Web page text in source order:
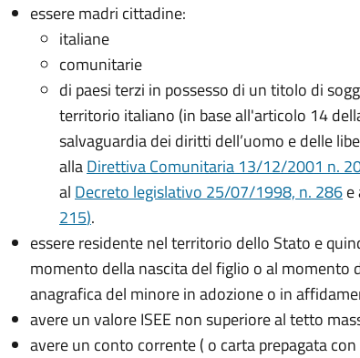
essere madri cittadine:
italiane
comunitarie
di paesi terzi in possesso di un titolo di
territorio italiano (in base all'articolo 14
salvaguardia dei diritti dell’uomo e delle
allaDirettiva Comunitaria 13/12/2001 n.
al Decreto legislativo 25/07/1998, n. 286e
215).
essere residente nel territorio dello Stato e
momento della nascita del figlio o al momento
anagrafica del minore in adozione o in
avere un valore ISEE non superiore al tetto
avere un conto corrente ( o carta prepagata